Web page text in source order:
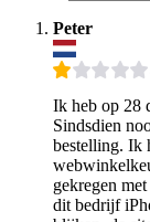
Peter
Ik heb op 28
Sindsdien
bestelling. Ik
gekregen
dit bedrijf